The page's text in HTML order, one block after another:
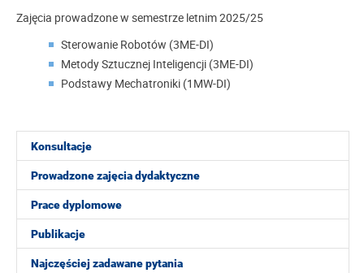
Konsultacje
Prowadzone zajęcia dydaktyczne
Prace dyplomowe
Publikacje
Najczęściej zadawane pytania
Zajęcia prowadzone w semestrze letnim 2025/25
Sterowanie Robotów (3ME-DI)
Metody Sztucznej Inteligencji (3ME-DI)
Podstawy Mechatroniki (1MW-DI)